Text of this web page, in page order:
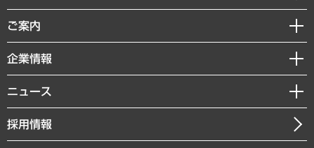
組織・人事戦略
デジタルイノベーション
共生・ダイバーシティ
GRC（ガバナンス・リスク・コンプライアンス）・防災（政策）
経済・産業・雇用・労働
経済調査
レポート
コラム
経営用語集
受託・受注実績（官公庁関連）
ご案内
セミナー・イベント情報
MUFGビジネスセミナー
受託案件情報
企業情報
私たちの想い
社長メッセージ
会社概要
ニュース
ニュースリリース
お知らせ
採用情報